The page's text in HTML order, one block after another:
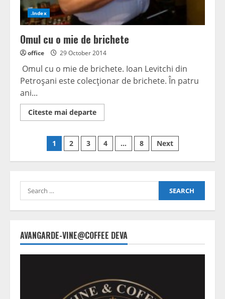
.Index
Omul cu o mie de brichete
office 29 October 2014
Omul cu o mie de brichete. Ioan Levitchi din
Petroşani este colecţionar de brichete. În patru
ani...
Citeste mai departeRead
more
mie
de
Posts
navigation
1 2 3 4 … 8 Next
Search
for:
AVANGARDE-VINE@COFFEE DEVA